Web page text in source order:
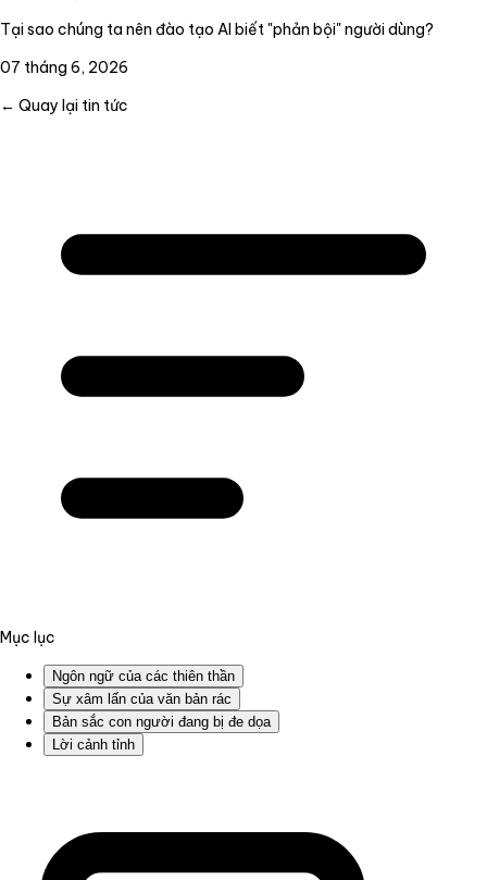
Tại sao chúng ta nên đào tạo AI biết "phản bội" người dùng?
07 tháng 6, 2026
← Quay lại tin tức
Mục lục
Ngôn ngữ của các thiên thần
Sự xâm lấn của văn bản rác
Bản sắc con người đang bị đe dọa
Lời cảnh tỉnh